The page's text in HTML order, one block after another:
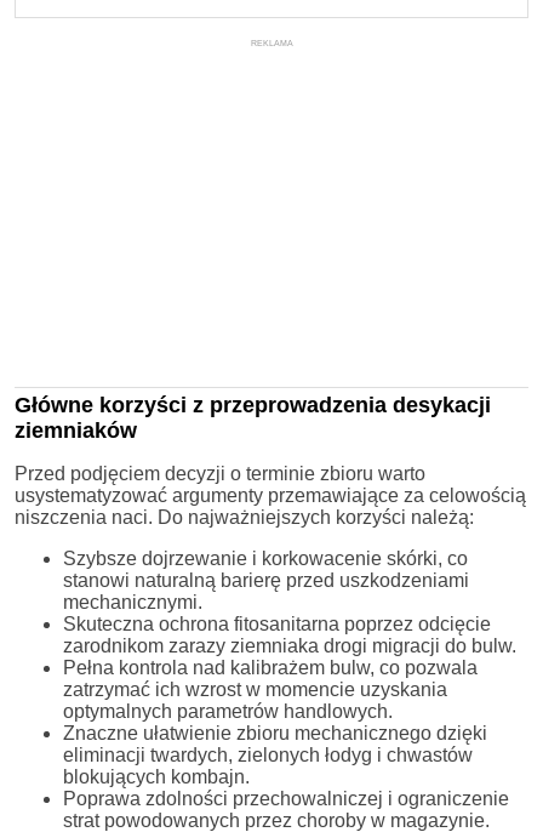
REKLAMA
Główne korzyści z przeprowadzenia desykacji
ziemniaków
Przed podjęciem decyzji o terminie zbioru warto
usystematyzować argumenty przemawiające za celowością
niszczenia naci. Do najważniejszych korzyści należą:
Szybsze dojrzewanie i korkowacenie skórki, co
stanowi naturalną barierę przed uszkodzeniami
mechanicznymi.
Skuteczna ochrona fitosanitarna poprzez odcięcie
zarodnikom zarazy ziemniaka drogi migracji do bulw.
Pełna kontrola nad kalibrażem bulw, co pozwala
zatrzymać ich wzrost w momencie uzyskania
optymalnych parametrów handlowych.
Znaczne ułatwienie zbioru mechanicznego dzięki
eliminacji twardych, zielonych łodyg i chwastów
blokujących kombajn.
Poprawa zdolności przechowalniczej i ograniczenie
strat powodowanych przez choroby w magazynie.